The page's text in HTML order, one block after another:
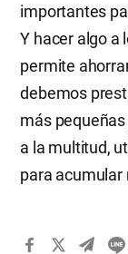
importantes
Y hacer algo a
permite
debemos
más
a la multitud,
para acumular